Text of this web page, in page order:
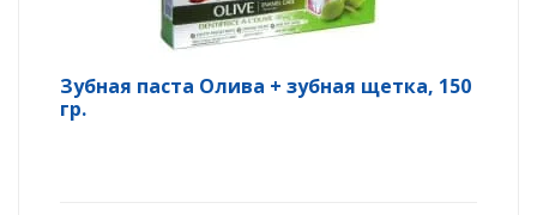
Зубная паста Олива + зубная щетка, 150
гр.